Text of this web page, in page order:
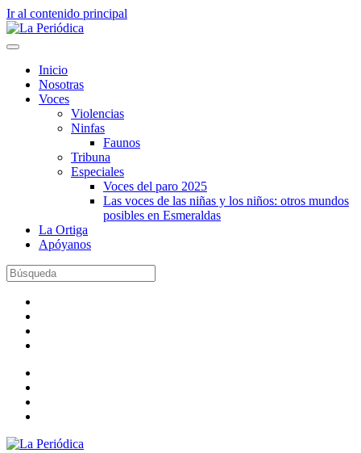
Ir al contenido principal
Inicio
Nosotras
Voces
Violencias
Ninfas
Faunos
Tribuna
Especiales
Voces del paro 2025
Las voces de las niñas y los niños: otros mundos
posibles en Esmeraldas
La Ortiga
Apóyanos